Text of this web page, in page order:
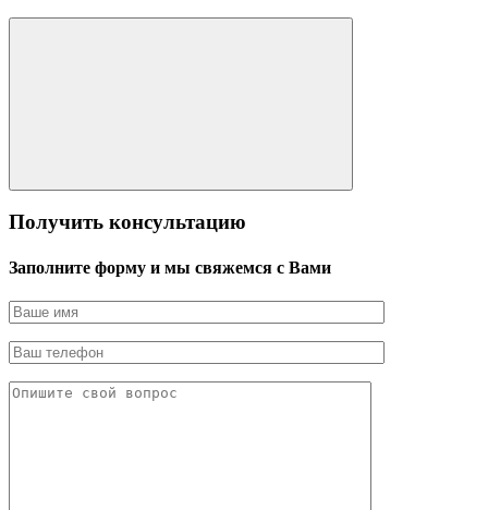
Получить консультацию
Заполните форму и мы свяжемся с Вами